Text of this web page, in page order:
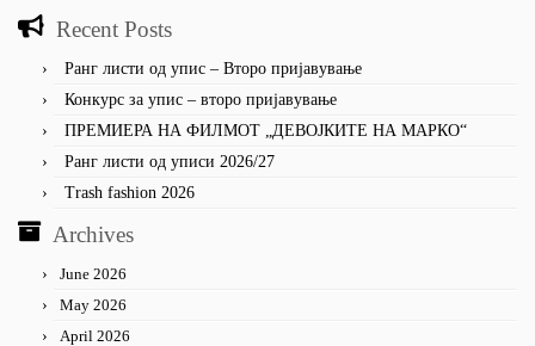
Recent Posts
Ранг листи од упис – Второ пријавување
Конкурс за упис – второ пријавување
ПРЕМИЕРА НА ФИЛМОТ „ДЕВОЈКИТЕ НА МАРКО“
Ранг листи од уписи 2026/27
Trash fashion 2026
Archives
June 2026
May 2026
April 2026